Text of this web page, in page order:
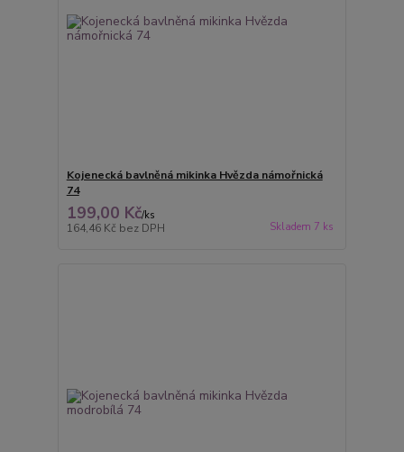
Kojenecká bavlněná mikinka Hvězda námořnická
74
199,00 Kč/ks
164,46 Kč bez DPH Skladem 7 ks